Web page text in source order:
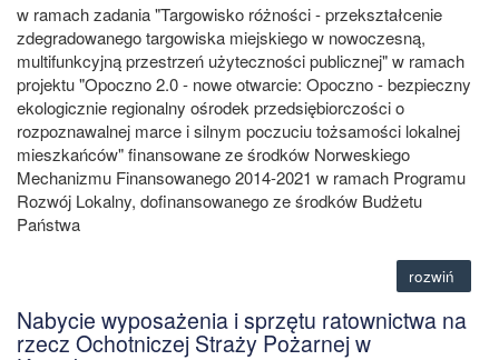
w ramach zadania "Targowisko różności - przekształcenie
zdegradowanego targowiska miejskiego w nowoczesną,
multifunkcyjną przestrzeń użyteczności publicznej" w ramach
projektu "Opoczno 2.0 - nowe otwarcie: Opoczno - bezpieczny
ekologicznie regionalny ośrodek przedsiębiorczości o
rozpoznawalnej marce i silnym poczuciu tożsamości lokalnej
mieszkańców" finansowane ze środków Norweskiego
Mechanizmu Finansowanego 2014-2021 w ramach Programu
Rozwój Lokalny, dofinansowanego ze środków Budżetu
Państwa
rozwiń
Nabycie wyposażenia i sprzętu ratownictwa na
rzecz Ochotniczej Straży Pożarnej w